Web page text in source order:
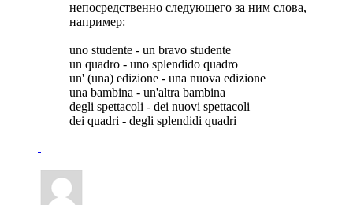
непосредственно следующего за ним слова,
например:
uno studente - un bravo studente
un quadro - uno splendido quadro
un' (una) edizione - una nuova edizione
una bambina - un'altra bambina
degli spettacoli - dei nuovi spettacoli
dei quadri - degli splendidi quadri